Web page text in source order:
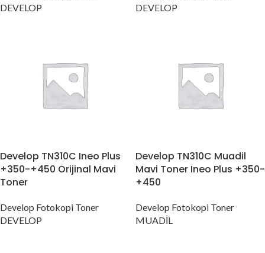
DEVELOP
DEVELOP
Develop TN310C Ineo Plus
+350-+450 Orijinal Mavi
Toner
Develop Fotokopi Toner
DEVELOP
Develop TN310C Muadil
Mavi Toner Ineo Plus +350-
+450
Develop Fotokopi Toner
MUADİL